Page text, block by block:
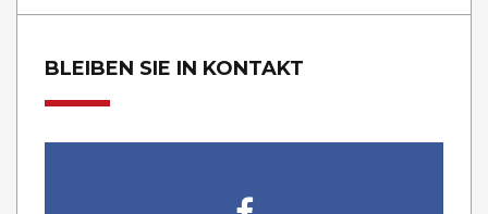
BLEIBEN SIE IN KONTAKT